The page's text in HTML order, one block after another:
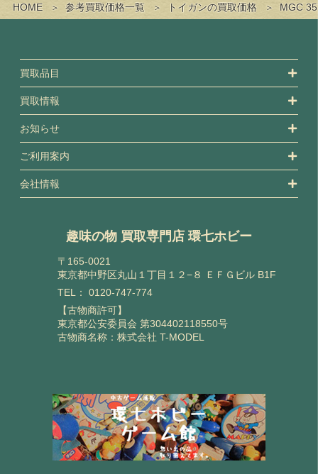
HOME 参考買取価格一覧 トイガンの買取価格 MGC
買取品目
買取情報
お知らせ
ご利用案内
会社情報
趣味の物 買取専門店 環七ホビー
〒165-0021
東京都中野区丸山１丁目１２−８ ＥＦＧビル B1F
TEL： 0120-747-774
【古物商許可】
東京都公安委員会 第304402118550号
古物商名称：株式会社 T-MODEL